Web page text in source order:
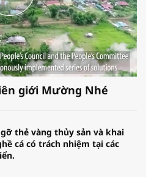
giới Mường Nhé
thẻ vàng thủy sản và khai
cá có trách nhiệm tại các